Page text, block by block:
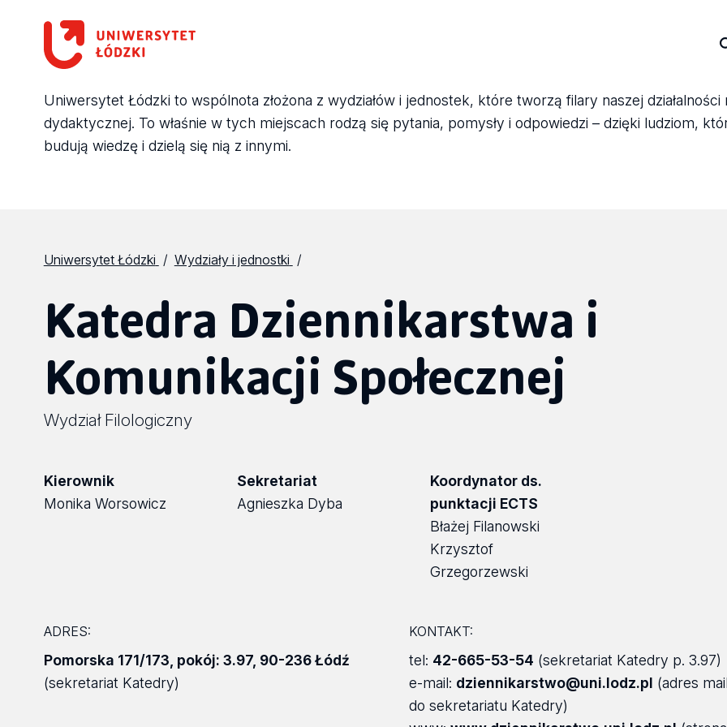
Uniwersytet Łódzki to wspólnota złożona z wydziałów i jednostek, które tworzą filary naszej działalności
dydaktycznej. To właśnie w tych miejscach rodzą się pytania, pomysły i odpowiedzi – dzięki ludziom,
budują wiedzę i dzielą się nią z innymi.
Uniwersytet Łódzki Wydziały i jednostki
Katedra Dziennikarstwa i
Komunikacji Społecznej
Wydział Filologiczny
Kierownik
Monika Worsowicz
Sekretariat
Agnieszka Dyba
Koordynator ds.
punktacji ECTS
Błażej Filanowski
Krzysztof
Grzegorzewski
ADRES:
Pomorska 171/173 pokój: 3.97, 90-236 Łódź
(sekretariat Katedry)
KONTAKT:
tel: 42-665-53-54 (sekretariat Katedry p. 3.97)
e-mail: dziennikarstwo@uni.lodz.pl (adres
do sekretariatu Katedry)